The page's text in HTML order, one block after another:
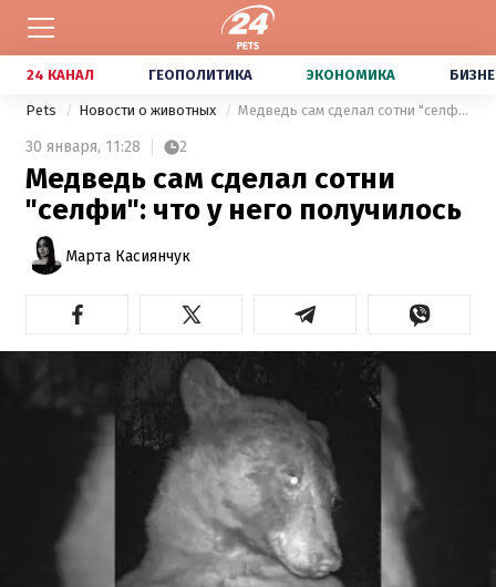
24 КАНАЛ ГЕОПОЛИТИКА ЭКОНОМИКА
Pets Новости о животных Медведь сам сделал сотни "селфи": что у него получилось
30 января, 11:28 2
Медведь сам сделал сотни
"селфи": что у него получилось
Марта Касиянчук